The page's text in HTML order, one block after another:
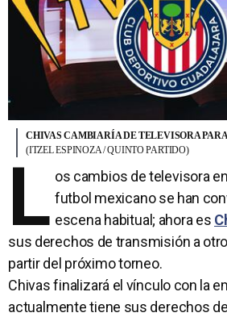
CHIVAS CAMBIARÍA DE TELEVISORA
(ITZEL ESPINOZA / QUINTO PARTIDO)
L os cambios de televisora
futbol mexicano se han
escena habitual; ahora es
sus derechos de transmisión a
partir del próximo torneo.
Chivas finalizará el vínculo con la
actualmente tiene sus derechos